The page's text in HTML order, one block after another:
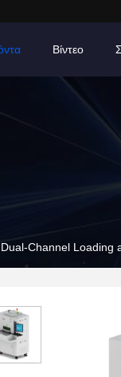
Βίντεο
Dual-Channel Loading